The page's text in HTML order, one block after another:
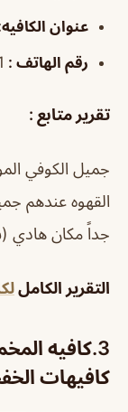
عنوان
رقم الهاتف :
تقرير متابع :
جميل الكوفي
القهوه عندهم
جداً مكان هادي
التقرير الكامل
3. كافيه
كافيهات